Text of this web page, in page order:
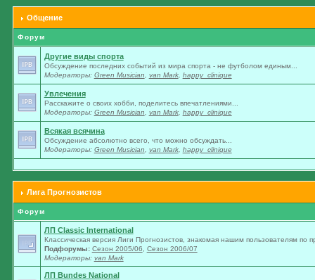
Общение
Форум
Другие виды спорта
Обсуждение последних событий из мира спорта - не футболом единым...
Модераторы: Green Musician van Mark, happy_clinique
Увлечения
Расскажите о своих хобби, поделитесь впечатлениями...
Модераторы: Green Musician van Mark, happy_clinique
Всякая всячина
Обсуждение абсолютно всего, что можно обсуждать...
Модераторы: Green Musician van Mark, happy_clinique
Лига Прогнозистов
Форум
ЛП Classic International
Классическая версия Лиги Прогнозистов, знакомая нашим пользователям по
Подфорумы: Сезон 2005/06
Сезон 2006/07
Модераторы: van Mark
ЛП Bundes National